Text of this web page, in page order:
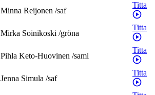
Minna Reijonen /saf
Titta
Mirka Soinikoski /gröna
Titta
Pihla Keto-Huovinen /saml
Titta
Jenna Simula /saf
Titta